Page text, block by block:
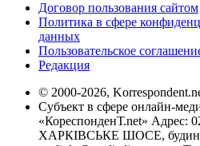
Договор пользования сайтом
Политика в сфере
данных
Пользовательское
Редакция
© 2000-2026,
Субъект в сфере онлайн-
«КореспонденТ.net» Адрес:
ХАРКІВСЬКЕ ШОСЕ,